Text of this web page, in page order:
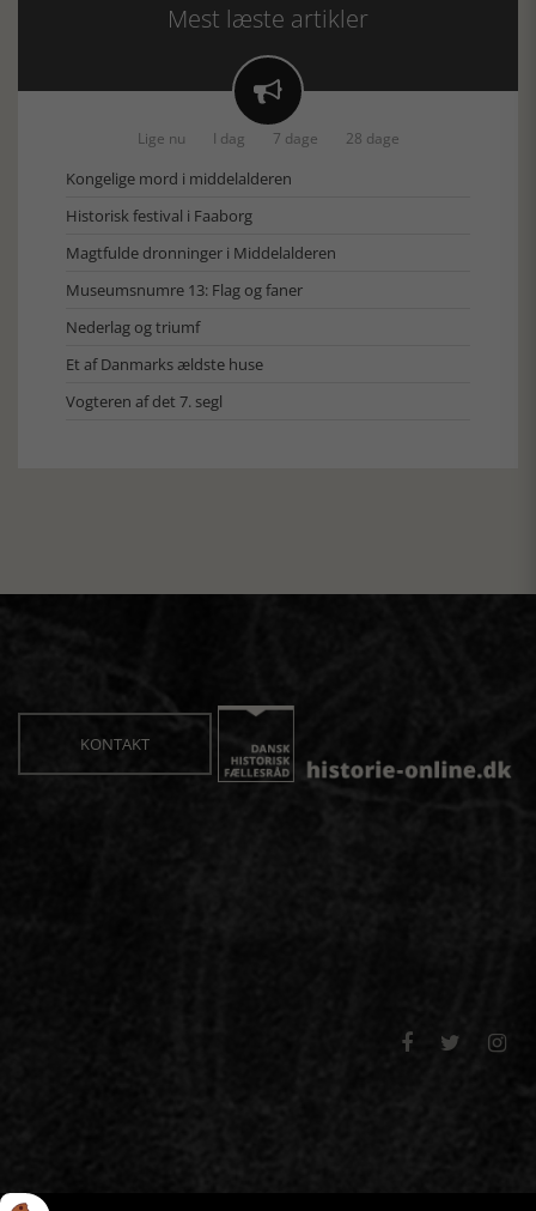
Mest læste artikler

Lige nu I dag 7 dage 28 dage
Kongelige mord i middelalderen
Historisk festival i Faaborg
Magtfulde dronninger i Middelalderen
Museumsnumre 13: Flag og faner
Nederlag og triumf
Et af Danmarks ældste huse
Vogteren af det 7. segl
KONTAKT
  